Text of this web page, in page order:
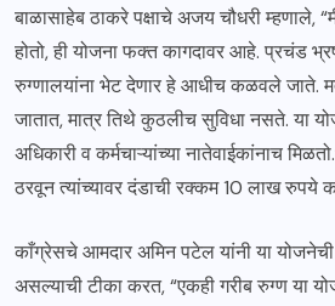
बाळासाहेब ठाकरे पक्षाचे अजय चौधरी म्हणाले,
होतो, ही योजना फक्त कागदावर आहे. प्रचंड
रुग्णालयांना भेट देणार हे आधीच कळवले जाते.
जातात, मात्र तिथे कुठलीच सुविधा नसते. या
अधिकारी व कर्मचाऱ्यांच्या नातेवाईकांनाच
ठरवून त्यांच्यावर दंडाची रक्कम 10 लाख रुपये
काँग्रेसचे आमदार अमिन पटेल यांनी या
असल्याची टीका करत, “एकही गरीब रुग्ण या